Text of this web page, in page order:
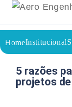
HomeInstitucional
Voltar a
5 razões
projetos